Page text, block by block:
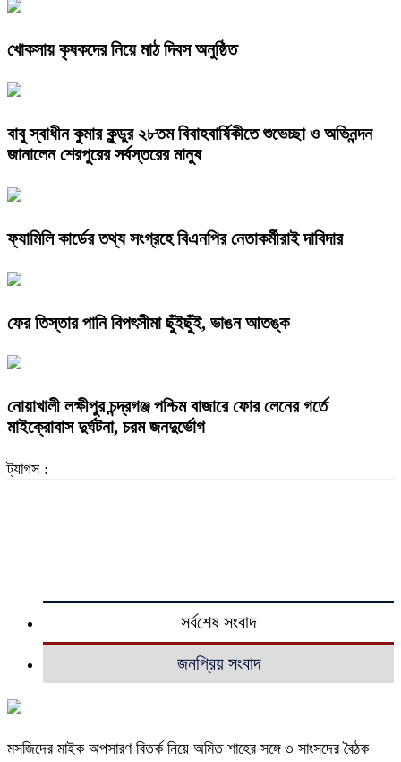
খোকসায় কৃষকদের নিয়ে মাঠ দিবস অনুষ্ঠিত
বাবু স্বাধীন কুমার কুন্ডুর ২৮তম বিবাহবার্ষিকীতে শুভেচ্ছা ও অভিনন্দন
জানালেন শেরপুরের সর্বস্তরের মানুষ
ফ্যামিলি কার্ডের তথ্য সংগ্রহে বিএনপির নেতাকর্মীরাই দাবিদার
ফের তিস্তার পানি বিপৎসীমা ছুঁইছুঁই, ভাঙন আতঙ্ক
নোয়াখালী লক্ষীপুর চন্দ্রগঞ্জ পশ্চিম বাজারে ফোর লেনের গর্তে
মাইক্রোবাস দুর্ঘটনা, চরম জনদুর্ভোগ
ট্যাগস :
সর্বশেষ সংবাদ
জনপ্রিয় সংবাদ
মসজিদের মাইক অপসারণ বিতর্ক নিয়ে অমিত শাহের সঙ্গে ৩ সাংসদের বৈঠক